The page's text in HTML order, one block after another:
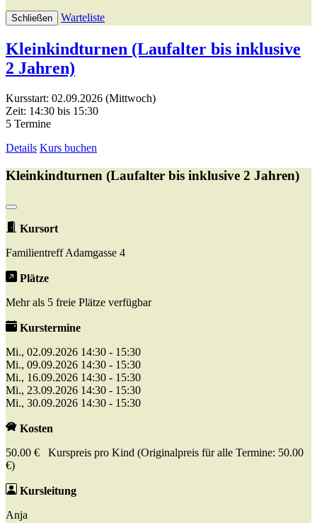
Schließen Warteliste
Kleinkindturnen (Laufalter bis inklusive
2 Jahren)
Kursstart: 02.09.2026 (Mittwoch)
Zeit: 14:30 bis 15:30
5 Termine
Details Kurs buchen
Kleinkindturnen (Laufalter bis inklusive 2 Jahren)
Kursort
Familientreff Adamgasse 4
Plätze
Mehr als 5 freie Plätze verfügbar
Kurstermine
Mi., 02.09.2026 14:30 - 15:30
Mi., 09.09.2026 14:30 - 15:30
Mi., 16.09.2026 14:30 - 15:30
Mi., 23.09.2026 14:30 - 15:30
Mi., 30.09.2026 14:30 - 15:30
Kosten
50.00 € Kurspreis pro Kind (Originalpreis für alle Termine: 50.00
€)
Kursleitung
Anja